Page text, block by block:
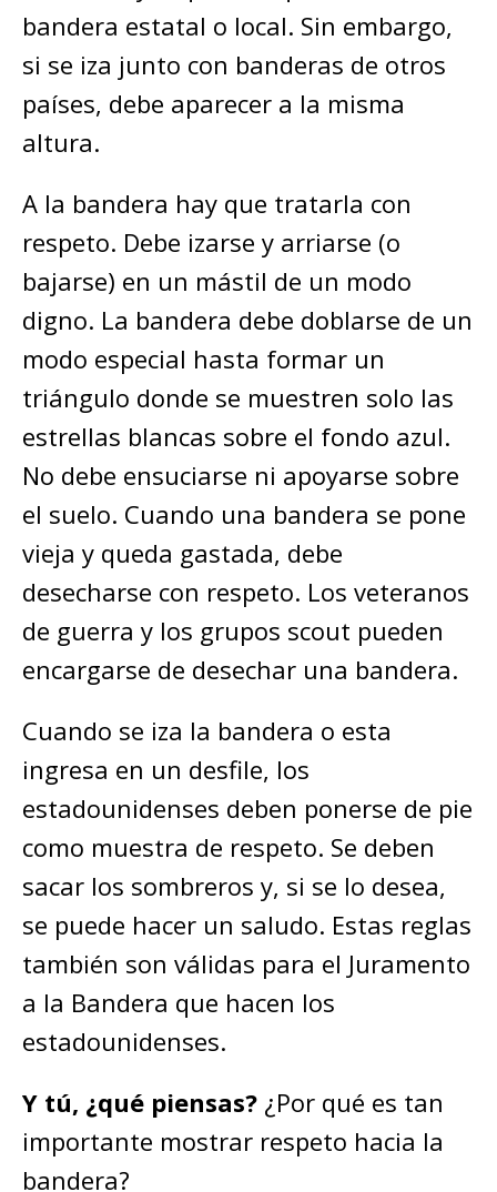
bandera estatal o local. Sin embargo,
si se iza junto con banderas de otros
países, debe aparecer a la misma
altura.
A la bandera hay que tratarla con
respeto. Debe izarse y arriarse (o
bajarse) en un mástil de un modo
digno. La bandera debe doblarse de un
modo especial hasta formar un
triángulo donde se muestren solo las
estrellas blancas sobre el fondo azul.
No debe ensuciarse ni apoyarse sobre
el suelo. Cuando una bandera se pone
vieja y queda gastada, debe
desecharse con respeto. Los veteranos
de guerra y los grupos scout pueden
encargarse de desechar una bandera.
Cuando se iza la bandera o esta
ingresa en un desfile, los
estadounidenses deben ponerse de pie
como muestra de respeto. Se deben
sacar los sombreros y, si se lo desea,
se puede hacer un saludo. Estas reglas
también son válidas para el Juramento
a la Bandera que hacen los
estadounidenses.
Y tú, ¿qué piensas? ¿Por qué es tan
importante mostrar respeto hacia la
bandera?